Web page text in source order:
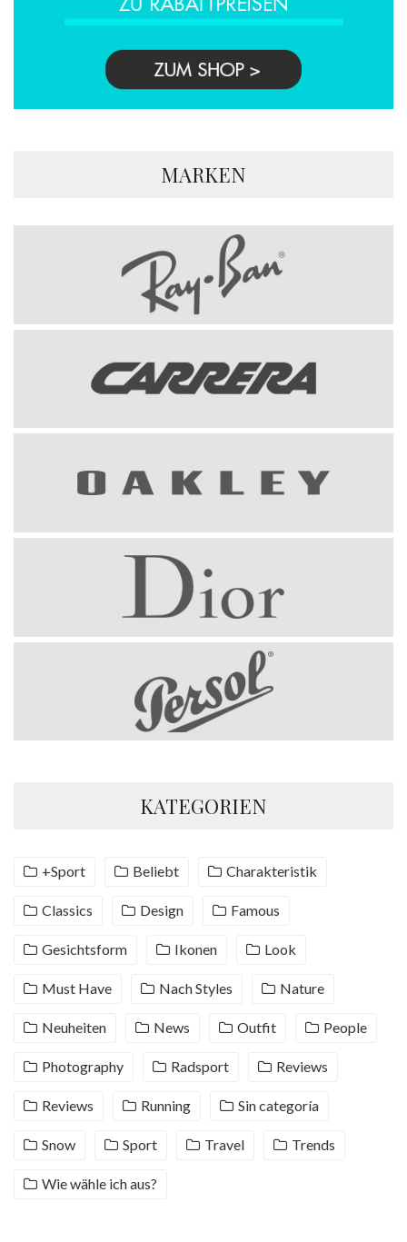
MARKEN
KATEGORIEN
+Sport Beliebt Charakteristik
Classics Design Famous
Gesichtsform Ikonen Look
Must Have Nach Styles Nature
Neuheiten News Outfit People
Photography Radsport Reviews
Reviews Running Sin categoría
Snow Sport Travel Trends
Wie wähle ich aus?